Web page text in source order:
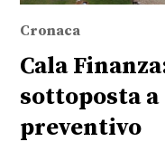
Cronaca
Cala
sottoposta
preventivo